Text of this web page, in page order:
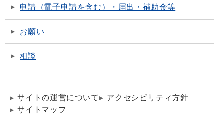
申請（電子申請を含む）・届出・補助金等
お願い
相談
サイトの運営について
アクセシビリティ方針
サイトマップ